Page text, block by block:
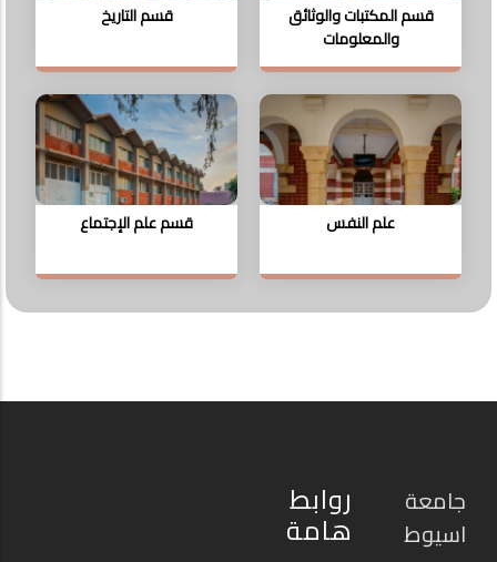
قسم المكتبات والوثائق
والمعلومات
قسم التاريخ
علم النفس قسم علم الإجتماع
جامعة
اسيوط
روابط
هامة